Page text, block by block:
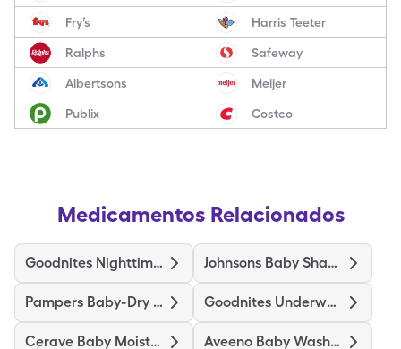
Fry’s Harris Teeter
Ralphs Safeway
Albertsons Meijer
Publix Costco
Medicamentos Relacionados
Goodnites Nighttime Underwear Johnsons Baby Shampoo
Pampers Baby-Dry Size 3 Goodnites Underwear Boys S/M
Cerave Baby Moisturizing Aveeno Baby Wash & Shampoo